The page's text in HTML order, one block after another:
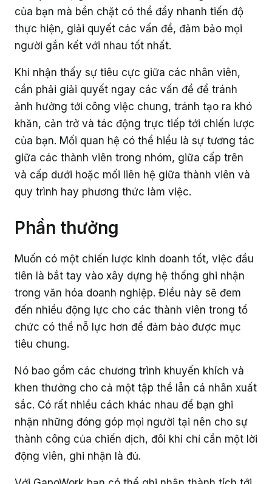
của bạn mà bền chặt có thể đẩy nhanh tiến độ
thực hiện, giải quyết các vấn đề, đảm bảo mọi
người gắn kết với nhau tốt nhất.
Khi nhận thấy sự tiêu cực giữa các nhân viên,
cần phải giải quyết ngay các vấn đề để tránh
ảnh hưởng tới công việc chung, tránh tạo ra khó
khăn, cản trở và tác động trực tiếp tới chiến lược
của bạn. Mối quan hệ có thể hiểu là sự tương tác
giữa các thành viên trong nhóm, giữa cấp trên
và cấp dưới hoặc mối liên hệ giữa thành viên và
quy trình hay phương thức làm việc.
Phần thưởng
Muốn có một chiến lược kinh doanh tốt, việc đầu
tiên là bắt tay vào xây dựng hệ thống ghi nhận
trong văn hóa doanh nghiệp. Điều này sẽ đem
đến nhiều động lực cho các thành viên trong tổ
chức có thể nỗ lực hơn để đảm bảo được mục
tiêu chung.
Nó bao gồm các chương trình khuyến khích và
khen thưởng cho cả một tập thể lẫn cá nhân xuất
sắc. Có rất nhiều cách khác nhau để bạn ghi
nhận những đóng góp mọi người tại nên cho sự
thành công của chiến dịch, đôi khi chỉ cần một lời
động viên, ghi nhận là đủ.